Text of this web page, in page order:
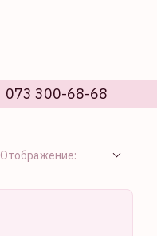
073 300-68-68
Отображение: